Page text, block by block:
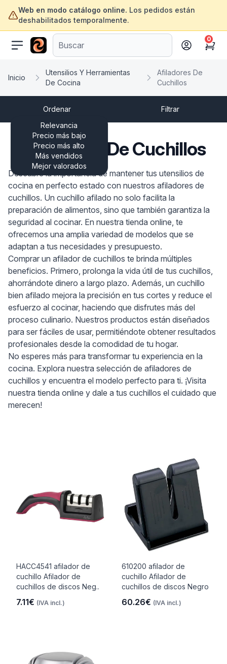
Web en modo catálogo online. Los pedidos están
deshabilitados temporalmente.
ofertasinformatica.com
Cart
0
Inicio
Utensilios Y Herramientas
De Cocina
Afiladores De
Cuchillos
Ordenar
Relevancia
Precio más bajo
Precio más alto
Más vendidos
Mejor valorados
Filtrar
Afiladores De Cuchillos
Descubre la importancia de mantener tus utensilios de
cocina en perfecto estado con nuestros afiladores de
cuchillos. Un cuchillo afilado no solo facilita la
preparación de alimentos, sino que también garantiza la
seguridad al cocinar. En nuestra tienda online, te
ofrecemos una amplia variedad de modelos que se
adaptan a tus necesidades y presupuesto.
Comprar un afilador de cuchillos te brinda múltiples
beneficios. Primero, prolonga la vida útil de tus cuchillos,
ahorrándote dinero a largo plazo. Además, un cuchillo
bien afilado mejora la precisión en tus cortes y reduce el
esfuerzo al cocinar, haciendo que disfrutes más del
proceso culinario. Nuestros productos están diseñados
para ser fáciles de usar, permitiéndote obtener resultados
profesionales desde la comodidad de tu hogar.
No esperes más para transformar tu experiencia en la
cocina. Explora nuestra selección de afiladores de
cuchillos y encuentra el modelo perfecto para ti. ¡Visita
nuestra tienda online y dale a tus cuchillos el cuidado que
merecen!
HACC4541 afilador de
cuchillo Afilador de
cuchillos de discos Neg..
7.11€ (IVA incl.)
610200 afilador de
cuchillo Afilador de
cuchillos de discos Negro
60.26€ (IVA incl.)